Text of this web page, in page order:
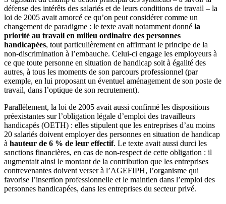
défense des intérêts des salariés et de leurs conditions de travail – la
loi de 2005 avait amorcé ce qu’on peut considérer comme un
changement de paradigme : le texte avait notamment donné la
priorité au travail en milieu ordinaire des personnes
handicapées, tout particulièrement en affirmant le principe de la
non-discrimination à l’embauche. Celui-ci engage les employeurs à
ce que toute personne en situation de handicap soit à égalité des
autres, à tous les moments de son parcours professionnel (par
exemple, en lui proposant un éventuel aménagement de son poste de
travail, dans l’optique de son recrutement).
Parallèlement, la loi de 2005 avait aussi confirmé les dispositions
préexistantes sur l’obligation légale d’emploi des travailleurs
handicapés (OETH) : elles stipulent que les entreprises d’au moins
20 salariés doivent employer des personnes en situation de handicap
à hauteur de 6 % de leur effectif. Le texte avait aussi durci les
sanctions financières, en cas de non-respect de cette obligation : il
augmentait ainsi le montant de la contribution que les entreprises
contrevenantes doivent verser à l’AGEFIPH, l’organisme qui
favorise l’insertion professionnelle et le maintien dans l’emploi des
personnes handicapées, dans les entreprises du secteur privé.